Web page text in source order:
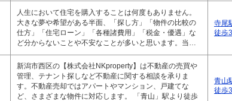
人生において住宅を購入することは何度もありません。
大きな夢や希望がある半面、「探し方」「物件の比較の
仕方」「住宅ローン」「各種諸費用」「税金・優遇」な
ど分からないことや不安なことが多いと思います。当…
寺尾
徒歩
新潟市西区の【株式会社NKproperty】は不動産の売買や
管理、テナント探しなど不動産に関する相談を承りま
す。不動産売却ではアパートやマンション、戸建てな
ど、さまざまな物件に対応します。 「青山」駅より徒歩
青山
徒歩